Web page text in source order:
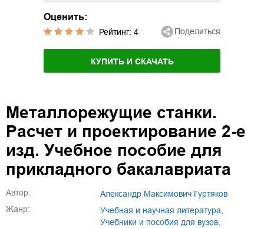
Оценить:
Рейтинг: 4 Поделиться
КУПИТЬ И СКАЧАТЬ
Металлорежущие станки.
Расчет и проектирование 2-е
изд. Учебное пособие для
прикладного бакалавриата
Автор:
Александр Максимович Гуртяков
Жанр:
учебная и научная литература
учебники и пособия для вузов